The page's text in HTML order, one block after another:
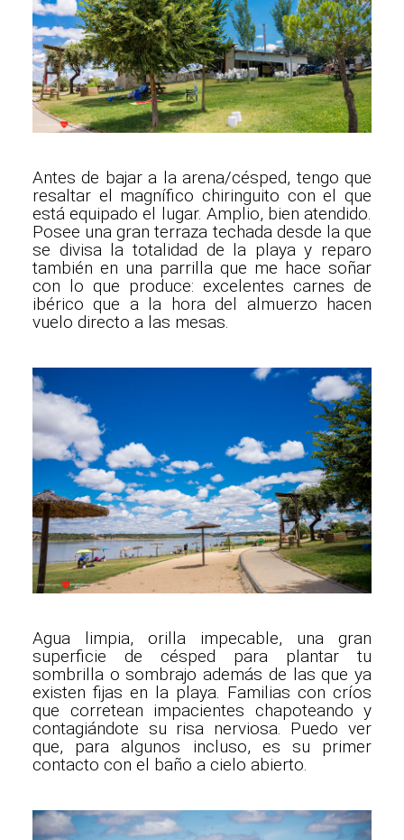
Antes de bajar a la arena/césped, tengo que
resaltar el magnífico chiringuito con el que
está equipado el lugar. Amplio, bien atendido.
Posee una gran terraza techada desde la que
se divisa la totalidad de la playa y reparo
también en una parrilla que me hace soñar
con lo que produce: excelentes carnes de
ibérico que a la hora del almuerzo hacen
vuelo directo a las mesas.
Agua limpia, orilla impecable, una gran
superficie de césped para plantar tu
sombrilla o sombrajo además de las que ya
existen fijas en la playa. Familias con críos
que corretean impacientes chapoteando y
contagiándote su risa nerviosa. Puedo ver
que, para algunos incluso, es su primer
contacto con el baño a cielo abierto.